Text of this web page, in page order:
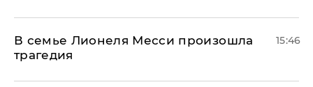
В семье Лионеля Месси произошла
трагедия
15:46